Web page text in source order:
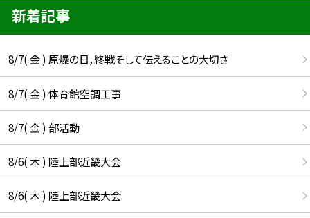
新着記事
8/7( 金 ) 原爆の日，終戦そして伝えることの大切さ
8/7( 金 ) 体育館空調工事
8/7( 金 ) 部活動
8/6( 木 ) 陸上部近畿大会
8/6( 木 ) 陸上部近畿大会